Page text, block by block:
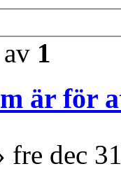
av 1
är för
fre dec